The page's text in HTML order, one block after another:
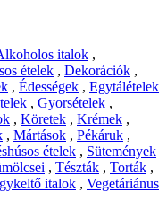
italok ,
ételek , Dekorációk ,
, Édességek , Egytálételek
, Gyorsételek ,
, Köretek , Krémek ,
, Mártások , Pékáruk ,
ételek , Sütemények
, Tészták , Torták ,
italok , Vegetáriánus